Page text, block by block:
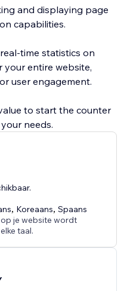
and displaying page
capabilities.
time statistics on
entire website,
user engagement.
to start the counter
, Koreaans,Spaans
je website wordt
taal.